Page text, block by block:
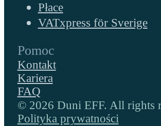
Płace
VATxpress för Sverige
Pomoc
Kontakt
Kariera
FAQ
© 2026 Duni EFF. All rights
Polityka prywatności